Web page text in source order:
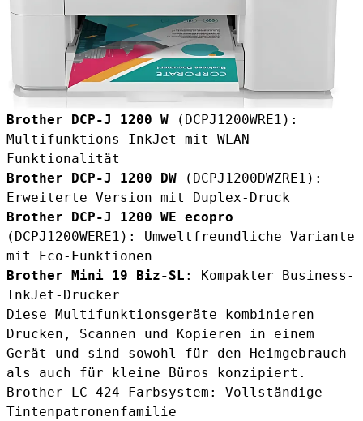
Brother DCP-J 1200 W (DCPJ1200WRE1):
Multifunktions-InkJet mit WLAN-
Funktionalität
Brother DCP-J 1200 DW (DCPJ1200DWZRE1):
Erweiterte Version mit Duplex-Druck
Brother DCP-J 1200 WE ecopro
(DCPJ1200WERE1): Umweltfreundliche Variante
mit Eco-Funktionen
Brother Mini 19 Biz-SL : Kompakter Business-
InkJet-Drucker
Diese Multifunktionsgeräte kombinieren
Drucken, Scannen und Kopieren in einem
Gerät und sind sowohl für den Heimgebrauch
als auch für kleine Büros konzipiert.
Brother LC-424 Farbsystem: Vollständige
Tintenpatronenfamilie